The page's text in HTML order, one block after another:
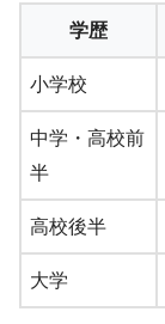
学歴
小学校
中学・高校前
半
高校後半
大学